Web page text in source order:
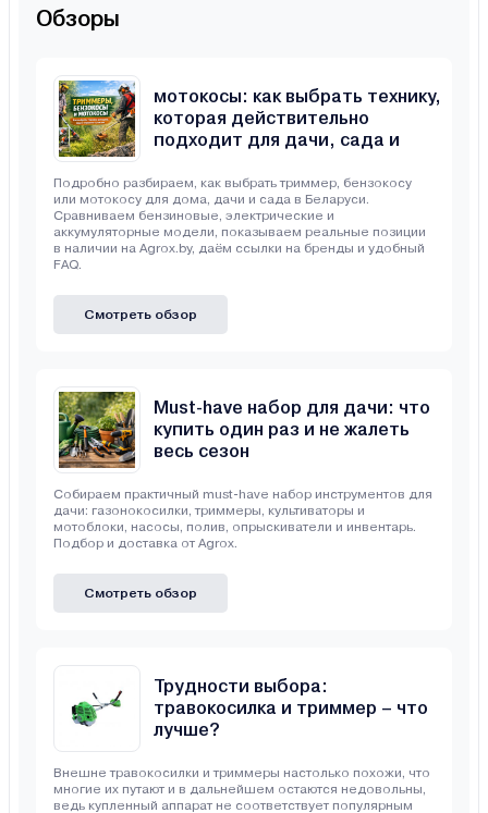
Обзоры
мотокосы: как выбрать технику,
которая действительно
подходит для дачи, сада и
Подробно разбираем, как выбрать триммер, бензокосу
или мотокосу для дома, дачи и сада в Беларуси.
Сравниваем бензиновые, электрические и
аккумуляторные модели, показываем реальные позиции
в наличии на Agrox.by, даём ссылки на бренды и удобный
FAQ.
Смотреть обзор
Must-have набор для дачи: что
купить один раз и не жалеть
весь сезон
Собираем практичный must-have набор инструментов для
дачи: газонокосилки, триммеры, культиваторы и
мотоблоки, насосы, полив, опрыскиватели и инвентарь.
Подбор и доставка от Agrox.
Смотреть обзор
Трудности выбора:
травокосилка и триммер – что
лучше?
Внешне травокосилки и триммеры настолько похожи, что
многие их путают и в дальнейшем остаются недовольны,
ведь купленный аппарат не соответствует популярным